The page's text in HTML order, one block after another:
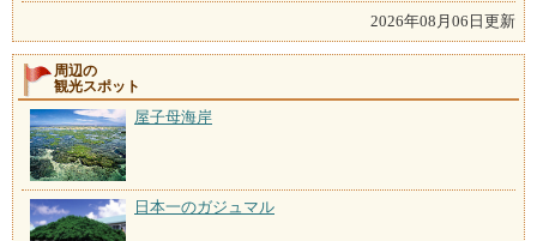
2026年08月06日更新
周辺の
観光スポット
屋子母海岸
日本一のガジュマル